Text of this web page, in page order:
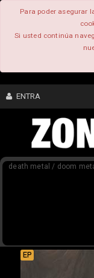
Para poder asegurar
Si usted continúa
ENTRA
CONTENIDO
death metal / doom
EP